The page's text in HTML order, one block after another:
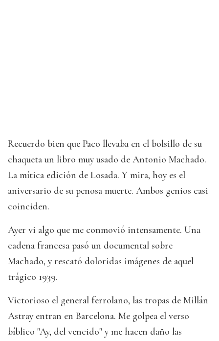
Recuerdo bien que Paco llevaba en el bolsillo de su
chaqueta un libro muy usado de Antonio Machado.
La mítica edición de Losada. Y mira, hoy es el
aniversario de su penosa muerte. Ambos genios casi
coinciden.
Ayer vi algo que me conmovió intensamente. Una
cadena francesa pasó un documental sobre
Machado, y rescató doloridas imágenes de aquel
trágico 1939.
Victorioso el general ferrolano, las tropas de Millán
Astray entran en Barcelona. Me golpea el verso
bíblico "Ay, del vencido" y me hacen daño las